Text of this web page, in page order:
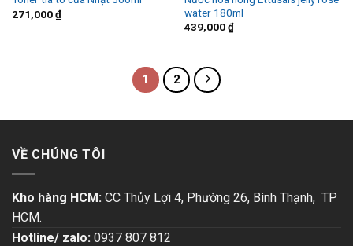
271,000₫
water 180ml
439,000₫
1 2
VỀ CHÚNG TÔI
Kho hàng HCM: CC Thủy Lợi 4, Phường 26, Bình Thạnh, TP
HCM.
Hotline/ zalo: 0937 807 812